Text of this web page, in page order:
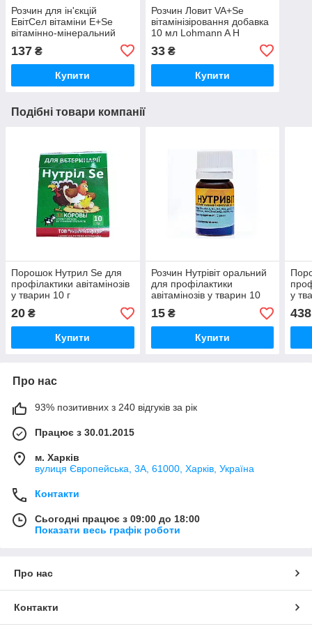
Розчин для ін'єкцій
ЕвітСел вітаміни Е+Se
вітамінно-мінеральний
Бровафарма
137 ₴
Купити
Розчин Ловит VA+Se
вітамінізіровання добавка
10 мл Lohmann A H
33₴
Купити
Подібні товари компанії
Порошок Нутрил Se для
профілактики авітамінозів
у тварин 10 г
20 ₴
Купити
Розчин Нутрівіт оральний
для профілактики
авітамінозів у тварин 10
мл
15₴
Купити
у
438
Про нас
93% позитивних з 240 відгуків за рік
Працює з 30.01.2015
м. Харків
вулиця Європейська, 3А, 61000, Харків, Україна
Контакти
Сьогодні працює з 09:00 до 18:00
Показати весь графік роботи
Про нас
Контакти